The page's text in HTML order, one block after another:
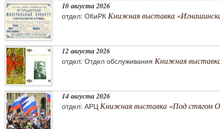
10 августа 2026
отдел: ОКиРК Книжная выставка
12 августа 2026
отдел: Отдел обслуживания Книжная
14 августа 2026
отдел: АРЦ Книжная выставка «Под стягом